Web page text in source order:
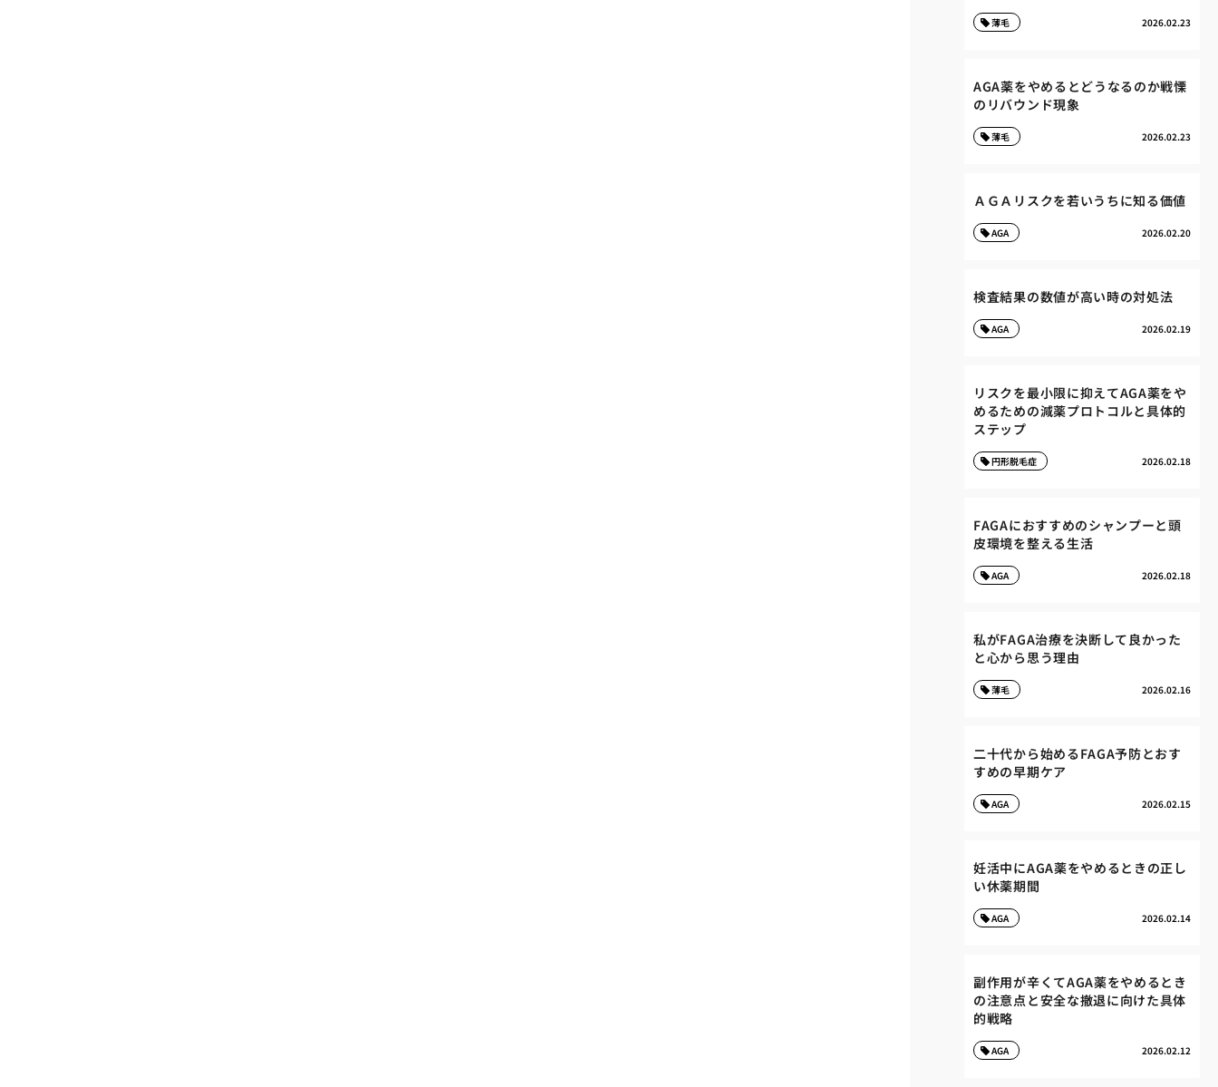
2026.02.23
薄毛
AGA薬をやめるとどうなるのか戦慄
のリバウンド現象
2026.02.23
薄毛
ＡＧＡリスクを若いうちに知る価値
2026.02.20
AGA
検査結果の数値が高い時の対処法
2026.02.19
AGA
リスクを最小限に抑えてAGA薬をや
めるための減薬プロトコルと具体的
ステップ
2026.02.18
円形脱毛症
FAGAにおすすめのシャンプーと頭
皮環境を整える生活
2026.02.18
AGA
私がFAGA治療を決断して良かった
と心から思う理由
2026.02.16
薄毛
二十代から始めるFAGA予防とおす
すめの早期ケア
2026.02.15
AGA
妊活中にAGA薬をやめるときの正し
い休薬期間
2026.02.14
AGA
副作用が辛くてAGA薬をやめるとき
の注意点と安全な撤退に向けた具体
的戦略
2026.02.12
AGA